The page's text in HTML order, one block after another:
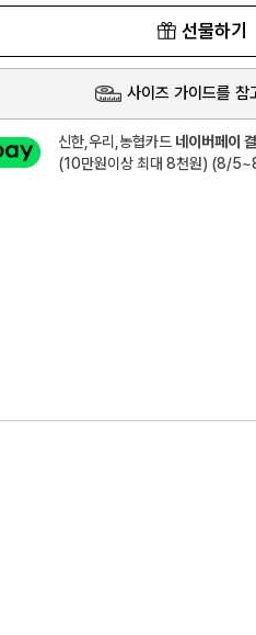
선물하기
사이즈 가이드를 참
신한,우리,농협카드 네이버페이
(10만원이상 최대 8천원) (8/